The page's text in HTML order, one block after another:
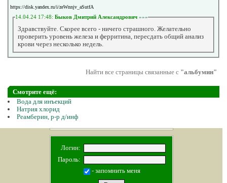
https://disk.yandex.ru/i/zeWnnjv_aSutfA
14.04.24 17:48: Быков Дмитрий Александрович »»»
Здравствуйте. Скорее всего - ничего страшного. Желательно
проверить уровень железа и ферритина, пересдать общий анализ
крови через несколько недель.
Найти все страницы связанные с "альбумин"
Смотрите ещё:
Вода для инъекций
Натрия хлорид
Реамберин, р-р д/инф
Логин:
Пароль:
- запомнить меня